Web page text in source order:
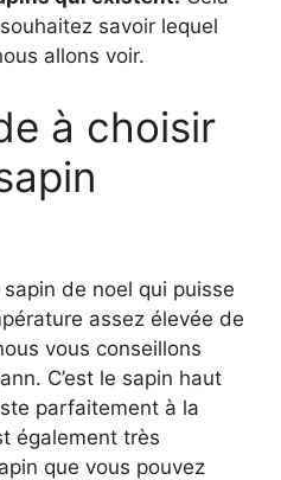
savoir lequel
allons voir.
à choisir
de noel qui puisse
assez élevée de
vous conseillons
C’est le sapin haut
parfaitement à la
également très
que vous pouvez